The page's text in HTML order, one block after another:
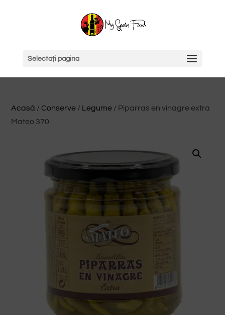
Selectați pagina
Acasă /Conserve / Legume / Piparras en vinagre extra
Mateo 370